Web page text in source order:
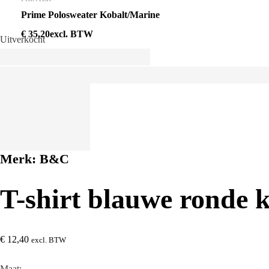
Prime Polosweater Kobalt/Marine
€ 35,20excl. BTW
Uitverkocht
Merk: B&C
T-shirt blauwe ronde
€ 12,40 excl. BTW